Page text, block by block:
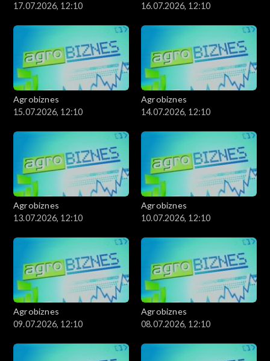
17.07.2026, 12:10
16.07.2026, 12:10
Agrobiznes
15.07.2026, 12:10
Agrobiznes
14.07.2026, 12:10
Agrobiznes
13.07.2026, 12:10
Agrobiznes
10.07.2026, 12:10
Agrobiznes
09.07.2026, 12:10
Agrobiznes
08.07.2026, 12:10